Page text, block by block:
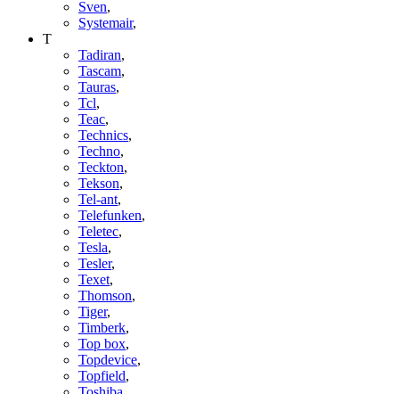
Sven,
Systemair,
T
Tadiran,
Tascam,
Tauras,
Tcl,
Teac,
Technics,
Techno,
Teckton,
Tekson,
Tel-ant,
Telefunken,
Teletec,
Tesla,
Tesler,
Texet,
Thomson,
Tiger,
Timberk,
Top box,
Topdevice,
Topfield,